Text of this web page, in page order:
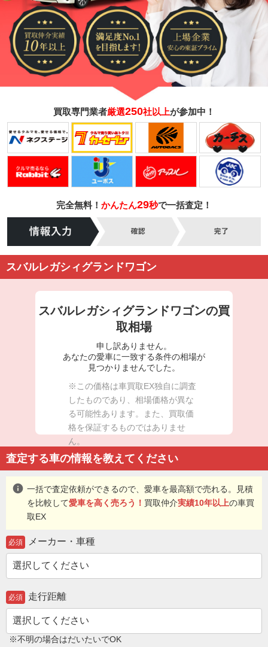
買取専門業者厳選250社以上が参加中！
完全無料！ かんたん29秒で一括査定！
スバルレガシィグランドワゴン
スバルレガシィグランドワゴンの買
取相場
申し訳ありません。
あなたの愛車に一致する条件の相場が
見つかりませんでした。
※この価格は車買取EX独自に調査
したものであり、相場価格が異な
る可能性あります。また、買取価
格を保証するものではありませ
ん。
査定する車の情報を教えてください
info 一括で査定依頼ができるので、愛車を最高額で売れる。見積
を比較して愛車を高く売ろう！ 買取仲介実績10年以上の車買
取EX
必須 メーカー・車種
必須 走行距離
※不明の場合はだいたいでOK